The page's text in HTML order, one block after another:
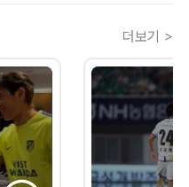
더보기 >